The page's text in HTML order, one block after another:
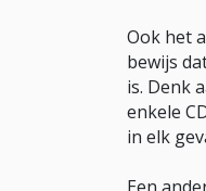
Ook het
bewijs
is. Denk
enkele
in elk